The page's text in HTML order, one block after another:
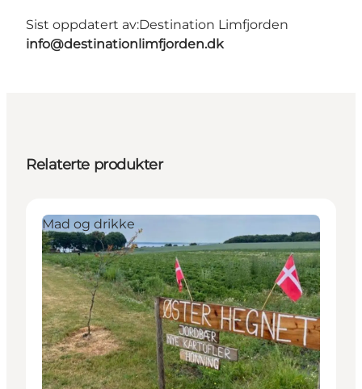
Sist oppdatert av:Destination Limfjorden
info@destinationlimfjorden.dk
Relaterte produkter
Mad og drikke